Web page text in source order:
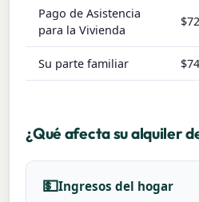
Pago de Asistencia
para la Vivienda
Su parte familiar
¿Qué afecta su alquiler
💵Ingresos del hogar